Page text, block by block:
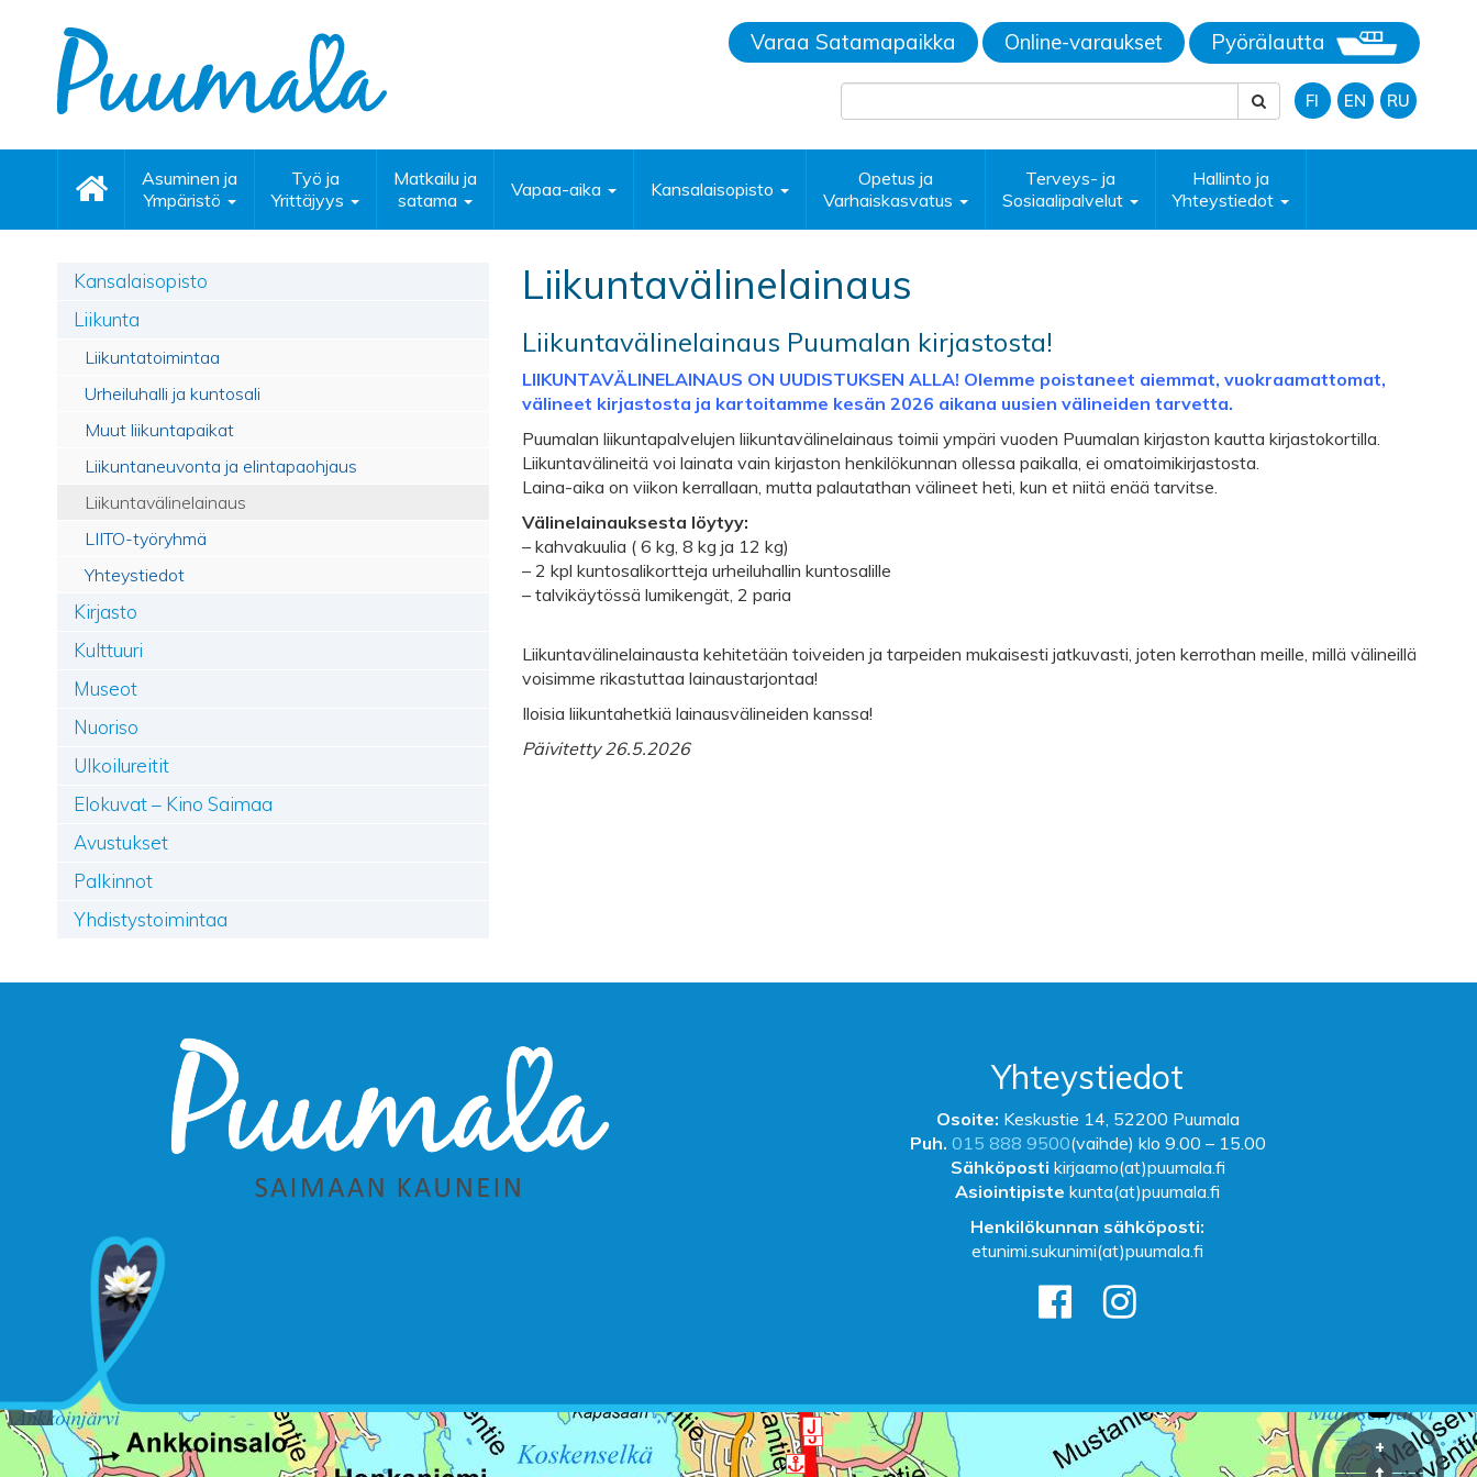
Varaa Satamapaikka Online-varaukset Pyörälautta
FI EN RU
Asuminen ja
Ympäristö
Työ ja
Yrittäjyys
Matkailu ja
satama
Vapaa-aika Kansalaisopisto
Opetus ja
Varhaiskasvatus
Terveys- ja
Sosiaalipalvelut
Hallinto ja
Yhteystiedot
Kansalaisopisto
Liikunta
Liikuntatoimintaa
Urheiluhalli ja kuntosali
Muut liikuntapaikat
Liikuntaneuvonta ja elintapaohjaus
Liikuntavälinelainaus
LIITO-työryhmä
Yhteystiedot
Kirjasto
Kulttuuri
Museot
Nuoriso
Ulkoilureitit
Elokuvat – Kino Saimaa
Avustukset
Palkinnot
Yhdistystoimintaa
Liikuntavälinelainaus
Liikuntavälinelainaus Puumalan kirjastosta!
LIIKUNTAVÄLINELAINAUS ON UUDISTUKSEN ALLA! Olemme poistaneet aiemmat, vuokraamattomat,
välineet kirjastosta ja kartoitamme kesän 2026 aikana uusien välineiden tarvetta.
Puumalan liikuntapalvelujen liikuntavälinelainaus toimii ympäri vuoden Puumalan kirjaston kautta kirjastokortilla.
Liikuntavälineitä voi lainata vain kirjaston henkilökunnan ollessa paikalla, ei omatoimikirjastosta.
Laina-aika on viikon kerrallaan, mutta palautathan välineet heti, kun et niitä enää tarvitse.
Välinelainauksesta löytyy:
– kahvakuulia ( 6 kg, 8 kg ja 12 kg)
– 2 kpl kuntosalikortteja urheiluhallin kuntosalille
– talvikäytössä lumikengät, 2 paria
Liikuntavälinelainausta kehitetään toiveiden ja tarpeiden mukaisesti jatkuvasti, joten kerrothan meille, millä välineillä
voisimme rikastuttaa lainaustarjontaa!
Iloisia liikuntahetkiä lainausvälineiden kanssa!
Päivitetty 26.5.2026
Yhteystiedot
Osoite: Keskustie 14, 52200 Puumala
Puh. 015 888 9500(vaihde) klo 9.00 – 15.00
Sähköposti kirjaamo(at)puumala.fi
Asiointipiste kunta(at)puumala.fi
Henkilökunnan sähköposti:
etunimi.sukunimi(at)puumala.fi